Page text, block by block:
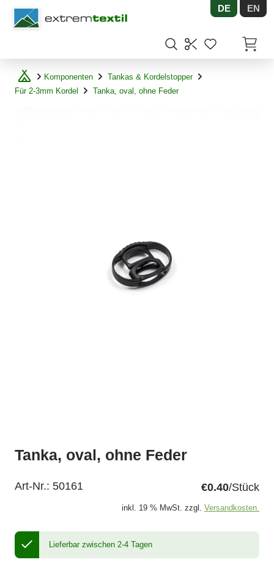
Shopware DE EN
Komponenten
Tankas & Kordelstopper
Für 2-3mm Kordel
Tanka, oval, ohne Feder
Tanka, oval, ohne Feder
Art-Nr.: 50161 €0.40/Stück
inkl. 19 % MwSt. zzgl. Versandkosten.
Lieferbar zwischen 2-4 Tagen